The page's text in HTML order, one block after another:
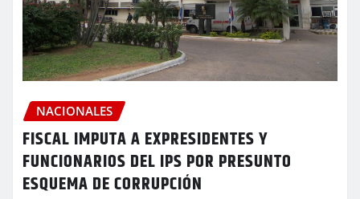
NACIONALES
FISCAL IMPUTA A EXPRESIDENTES Y
FUNCIONARIOS DEL IPS POR PRESUNTO
ESQUEMA DE CORRUPCIÓN